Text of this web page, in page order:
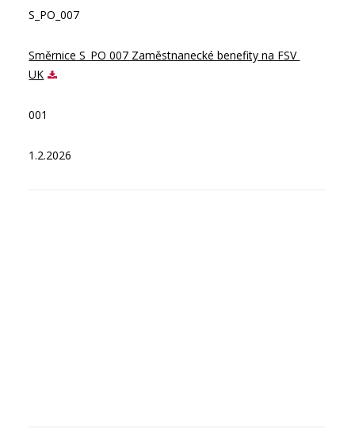
S_PO_007
Směrnice S_PO 007 Zaměstnanecké benefity na FSV
UK
001
1.2.2026